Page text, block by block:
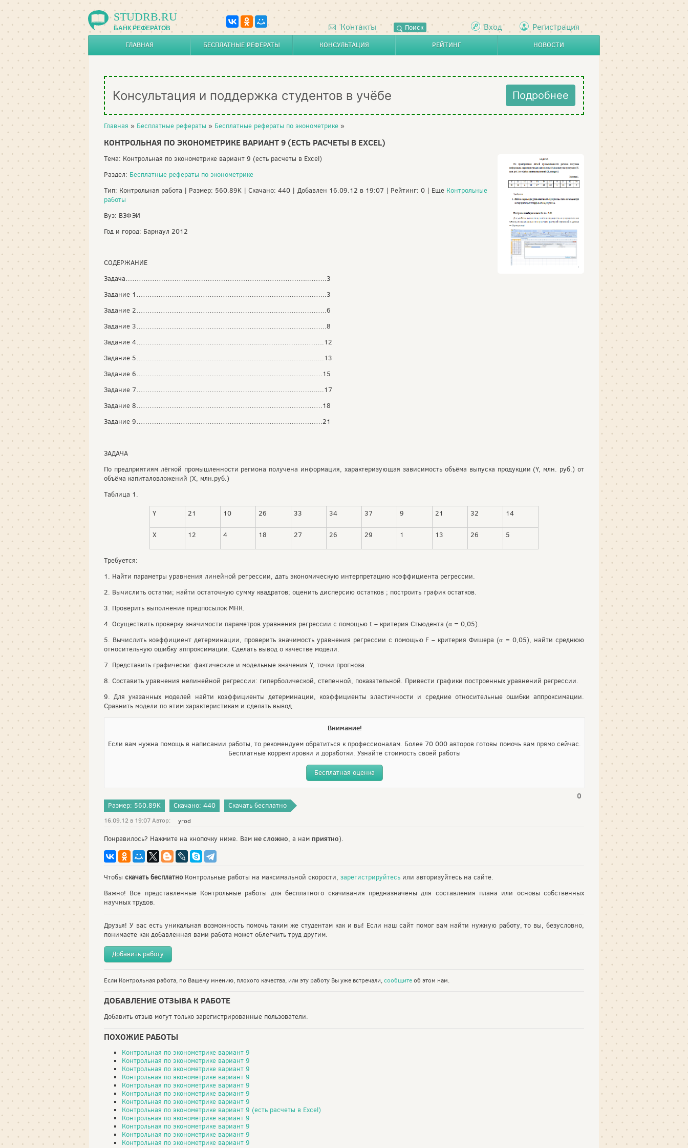
STUDRB.RU
БАНК РЕФЕРАТОВ Контакты Поиск Вход Регистрация
ГЛАВНАЯ БЕСПЛАТНЫЕ РЕФЕРАТЫ КОНСУЛЬТАЦИЯ РЕЙТИНГ НОВОСТИ
Консультация и поддержка студентов в учёбе Подробнее
Главная » Бесплатные рефераты » Бесплатные рефераты по эконометрике »
КОНТРОЛЬНАЯ ПО ЭКОНОМЕТРИКЕ ВАРИАНТ 9 (ЕСТЬ РАСЧЕТЫ В EXCEL)
Тема: Контрольная по эконометрике вариант 9 (есть расчеты в Excel)
Раздел: Бесплатные рефераты по эконометрике
Тип: Контрольная работа | Размер: 560.89K | Скачано: 440 | Добавлен 16.09.12 в 19:07 | Рейтинг: 0 | Еще Контрольные
работы
Вуз: ВЗФЭИ
Год и город: Барнаул 2012
СОДЕРЖАНИЕ
Задача………………………………………………………………………...…….3
Задание 1…………………………………………………………………………..3
Задание 2……………………………………………………….………………….6
Задание 3…………………………………………………………………………..8
Задание 4………………………………………………...……………………….12
Задание 5………………………………………………………………………....13
Задание 6…………………………………………………………………………15
Задание 7………………………………………………………………………....17
Задание 8…………………………………………………………………………18
Задание 9…………………………………………………………………………21
ЗАДАЧА
По предприятиям лёгкой промышленности региона получена информация, характеризующая зависимость объёма выпуска продукции (Y, млн. руб.) от
объёма капиталовложений (Х, млн.руб.)
Таблица 1.
Y 21 10 26 33 34 37 9 21 32 14
Х 12 4 18 27 26 29 1 13 26 5
Требуется:
1. Найти параметры уравнения линейной регрессии, дать экономическую интерпретацию коэффициента регрессии.
2. Вычислить остатки; найти остаточную сумму квадратов; оценить дисперсию остатков ; построить график остатков.
3. Проверить выполнение предпосылок МНК.
4. Осуществить проверку значимости параметров уравнения регрессии с помощью t – критерия Стьюдента (α = 0,05).
5. Вычислить коэффициент детерминации, проверить значимость уравнения регрессии с помощью F – критерия Фишера (α = 0,05), найти среднюю
относительную ошибку аппроксимации. Сделать вывод о качестве модели.
7. Представить графически: фактические и модельные значения Y, точки прогноза.
8. Составить уравнения нелинейной регрессии: гиперболической, степенной, показательной. Привести графики построенных уравнений регрессии.
9. Для указанных моделей найти коэффициенты детерминации, коэффициенты эластичности и средние относительные ошибки аппроксимации.
Сравнить модели по этим характеристикам и сделать вывод.
Внимание!
Если вам нужна помощь в написании работы, то рекомендуем обратиться к профессионалам. Более 70 000 авторов готовы помочь вам прямо сейчас.
Бесплатные корректировки и доработки. Узнайте стоимость своей работы
Бесплатная оценка
0
Размер: 560.89K Скачано: 440 Скачать бесплатно
16.09.12 в 19:07 Автор: yrod
Понравилось? Нажмите на кнопочку ниже. Вам не сложно, а нам приятно).
Чтобы скачать бесплатно Контрольные работы на максимальной скорости, зарегистрируйтесь или авторизуйтесь на сайте.
Важно! Все представленные Контрольные работы для бесплатного скачивания предназначены для составления плана или основы собственных
научных трудов.
Друзья! У вас есть уникальная возможность помочь таким же студентам как и вы! Если наш сайт помог вам найти нужную работу, то вы, безусловно,
понимаете как добавленная вами работа может облегчить труд другим.
Добавить работу
Если Контрольная работа, по Вашему мнению, плохого качества, или эту работу Вы уже встречали,сообщитеоб этом нам.
ДОБАВЛЕНИЕ ОТЗЫВА К РАБОТЕ
Добавить отзыв могут только зарегистрированные пользователи.
ПОХОЖИЕ РАБОТЫ
Контрольная по эконометрике вариант 9
Контрольная по эконометрике вариант 9
Контрольная по эконометрике вариант 9
Контрольная по эконометрике вариант 9
Контрольная по эконометрике вариант 9
Контрольная по эконометрике вариант 9
Контрольная по эконометрике вариант 9
Контрольная по эконометрике вариант 9 (есть расчеты в Excel)
Контрольная по эконометрике вариант 9
Контрольная по эконометрике вариант 9
Контрольная по эконометрике вариант 9
Контрольная по эконометрике вариант 9